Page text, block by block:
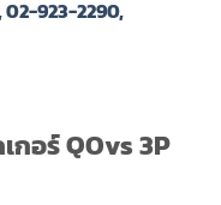
02-923-2290,
กอร์ QOvs 3P